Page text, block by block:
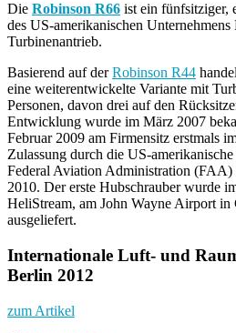
Die Robinson R66 ist ein fünfsitziger,
des US-amerikanischen
Turbinenantrieb.
Basierend auf derRobinson R44
eine weiterentwickelte Variante mit
Personen, davon drei auf den
Entwicklung wurde im März 2007
Februar 2009 am Firmensitz erstmals
Zulassung durch die US-
Federal Aviation Administration (FAA)
2010. Der erste Hubschrauber wurde
HeliStream, am John Wayne Airport
ausgeliefert.
Internationale Luft- und
Berlin 2012
zum Artikel